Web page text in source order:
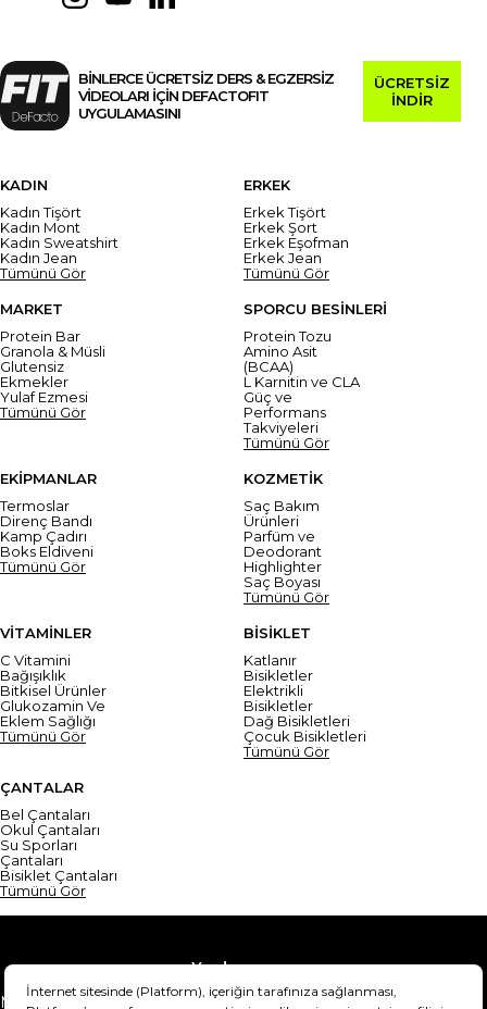
BİNLERCE ÜCRETSİZ DERS & EGZERSİZ
VİDEOLARI İÇİN DEFACTOFIT
UYGULAMASINI
ÜCRETSİZ
İNDİR
KADIN
Kadın Tişört
Kadın Mont
Kadın Sweatshirt
Kadın Jean
Tümünü Gör
ERKEK
Erkek Tişört
Erkek Şort
Erkek Eşofman
Erkek Jean
Tümünü Gör
MARKET
Protein Bar
Granola & Müsli
Glutensiz
Ekmekler
Yulaf Ezmesi
Tümünü Gör
SPORCU BESİNLERİ
Protein Tozu
Amino Asit
(BCAA)
L Karnitin ve CLA
Güç ve
Performans
Takviyeleri
Tümünü Gör
EKİPMANLAR
Termoslar
Direnç Bandı
Kamp Çadırı
Boks Eldiveni
Tümünü Gör
KOZMETİK
Saç Bakım
Ürünleri
Parfüm ve
Deodorant
Highlighter
Saç Boyası
Tümünü Gör
VİTAMİNLER
C Vitamini
Bağışıklık
Bitkisel Ürünler
Glukozamin Ve
Eklem Sağlığı
Tümünü Gör
BİSİKLET
Katlanır
Bisikletler
Elektrikli
Bisikletler
Dağ Bisikletleri
Çocuk Bisikletleri
Tümünü Gör
ÇANTALAR
Bel Çantaları
Okul Çantaları
Su Sporları
Çantaları
Bisiklet Çantaları
Tümünü Gör
Yardım
Mesafeli Satış Sözleşmesi
Teslimat Bilgisi